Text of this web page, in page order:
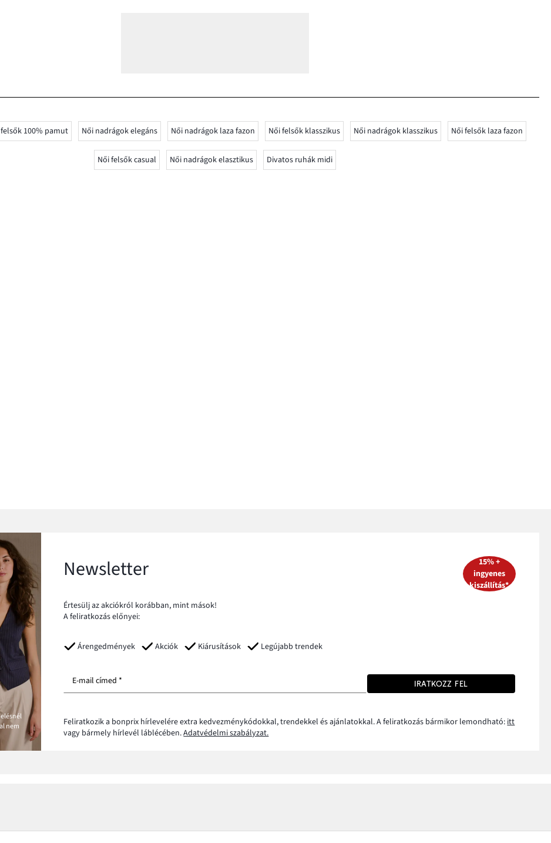
100% pamut Női nadrágok elegáns Női nadrágok laza fazon Női felsők klasszikus Női nadrágok klasszikus Női felsők laza fazon
Női felsők casual Női nadrágok elasztikus Divatos ruhák midi
nem
Newsletter
Értesülj az akciókról korábban, mint mások!
A feliratkozás előnyei:
Árengedmények Akciók Kiárusítások Legújabb trendek
15% +
ingyenes
kiszállítás*
E-mail címed * IRATKOZZ FEL
Feliratkozik a bonprix hírlevelére extra kedvezménykódokkal, trendekkel és ajánlatokkal. A feliratkozás bármikor lemondható: itt
vagy bármely hírlevél láblécében.Adatvédelmi szabályzat.